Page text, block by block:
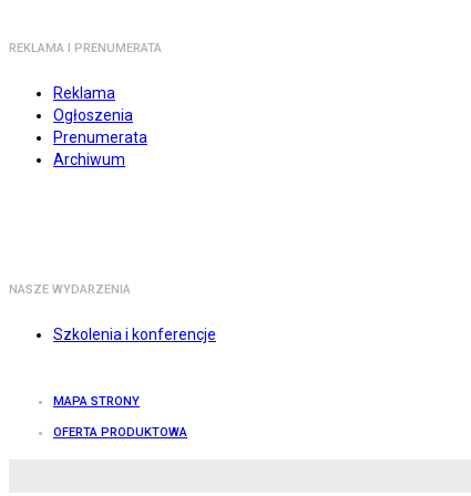
REKLAMA I PRENUMERATA
Reklama
Ogłoszenia
Prenumerata
Archiwum
NASZE WYDARZENIA
Szkolenia i konferencje
MAPA STRONY
OFERTA PRODUKTOWA